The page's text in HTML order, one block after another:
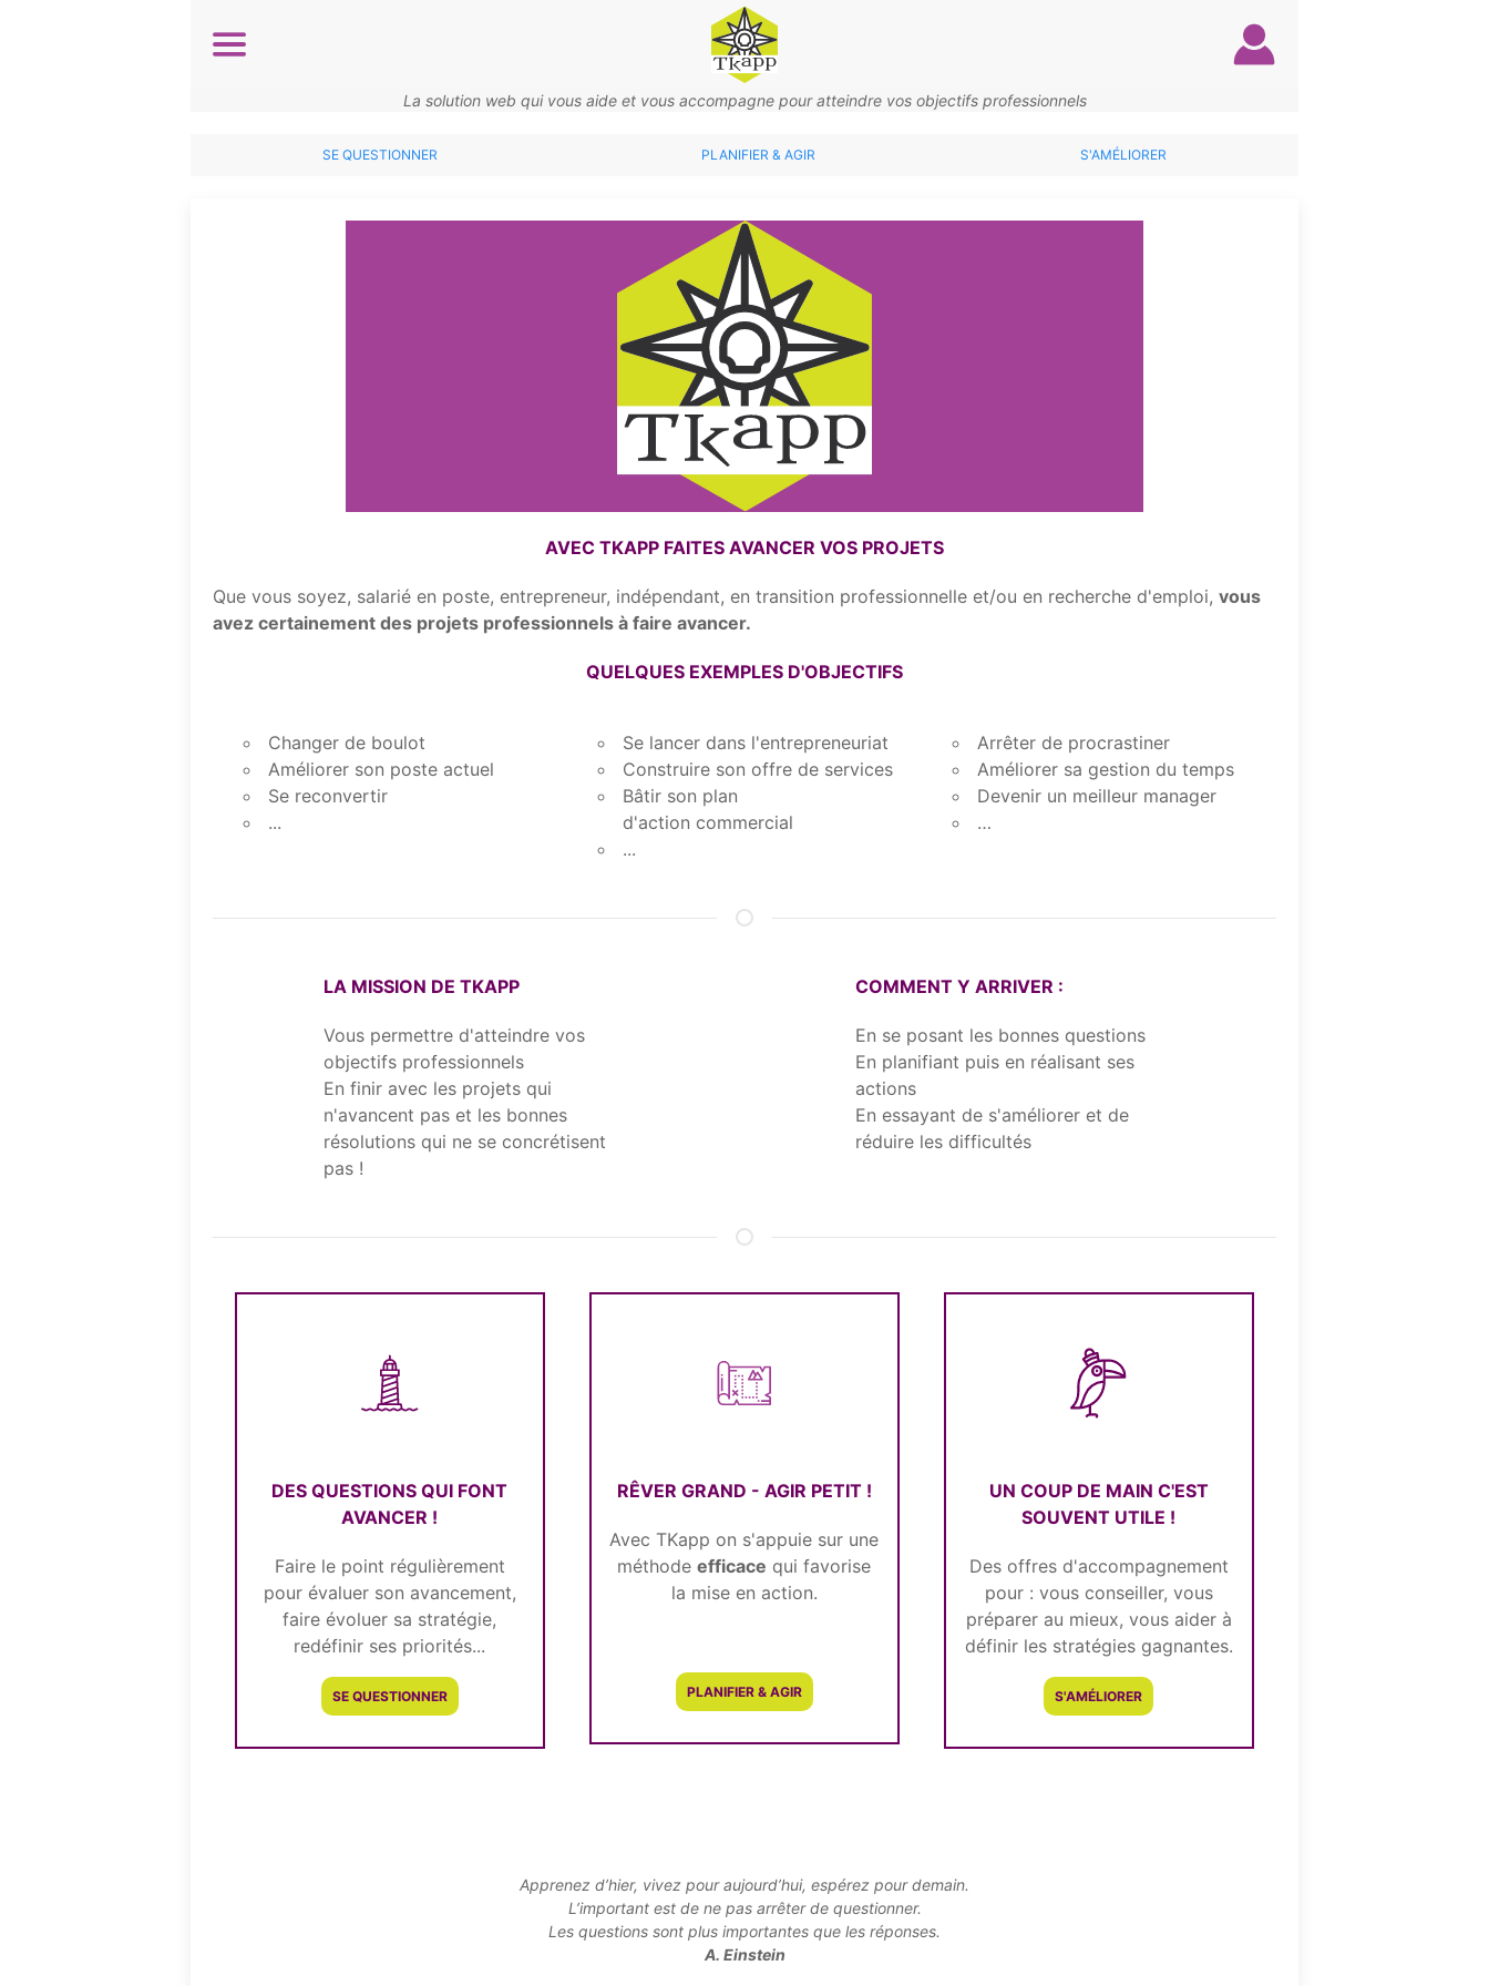
La solution web qui vous aide et vous accompagne pour atteindre vos objectifs professionnels
SE QUESTIONNER PLANIFIER & AGIR S'AMÉLIORER
AVEC TKAPP FAITES AVANCER VOS PROJETS
Que vous soyez, salarié en poste, entrepreneur, indépendant, en transition professionnelle et/ou en recherche d'emploi, vous
avez certainement des projets professionnels à faire avancer.
QUELQUES EXEMPLES D'OBJECTIFS
Changer de boulot
Améliorer son poste actuel
Se reconvertir
...
Se lancer dans l'entrepreneuriat
Construire son offre de services
Bâtir son plan
d'action commercial
...
Arrêter de procrastiner
Améliorer sa gestion du temps
Devenir un meilleur manager
…
LA MISSION DE TKAPP
Vous permettre d'atteindre vos
objectifs professionnels
En finir avec les projets qui
n'avancent pas et les bonnes
résolutions qui ne se concrétisent
pas !
COMMENT Y ARRIVER :
En se posant les bonnes questions
En planifiant puis en réalisant ses
actions
En essayant de s'améliorer et de
réduire les difficultés
DES QUESTIONS QUI FONT
AVANCER !
Faire le point régulièrement
pour évaluer son avancement,
faire évoluer sa stratégie,
redéfinir ses priorités...
SE QUESTIONNER
RÊVER GRAND - AGIR PETIT !
Avec TKapp on s'appuie sur une
méthodeefficace qui favorise
la mise en action.
PLANIFIER & AGIR
UN COUP DE MAIN C'EST
SOUVENT UTILE !
Des offres d'accompagnement
pour : vous conseiller, vous
préparer au mieux, vous aider à
définir les stratégies gagnantes.
S'AMÉLIORER
Apprenez d’hier, vivez pour aujourd’hui, espérez pour demain.
L’important est de ne pas arrêter de questionner.
Les questions sont plus importantes que les réponses.
A. Einstein